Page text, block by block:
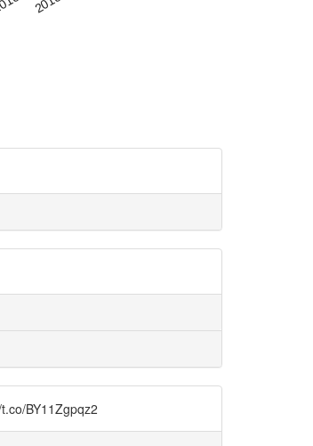
BY11Zgpqz2